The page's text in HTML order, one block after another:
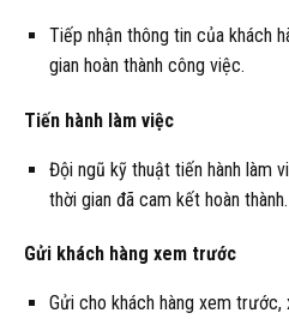
Tiếp nhận thông tin của khách
gian hoàn thành công việc.
Tiến hành làm việc
Đội ngũ kỹ thuật tiến hành làm
thời gian đã cam kết hoàn thành.
Gửi khách hàng xem trước
Gửi cho khách hàng xem